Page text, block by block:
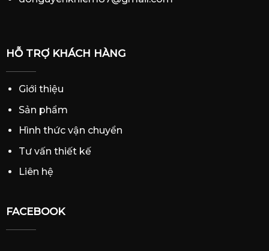
HỖ TRỢ KHÁCH HÀNG
Giới thiệu
Sản phẩm
Hình thức vận chuyển
Tư vấn thiết kế
Liên hệ
FACEBOOK